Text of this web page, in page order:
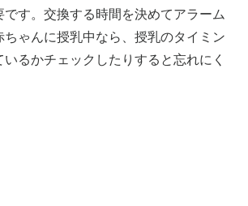
です。交換する時間を決めてアラーム
ちゃんに授乳中なら、授乳のタイミン
るかチェックしたりすると忘れにく